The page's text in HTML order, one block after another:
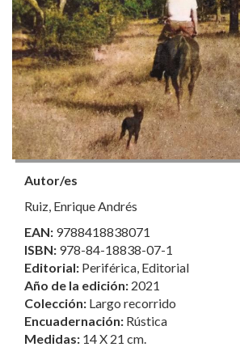
Autor/es
Ruiz, Enrique Andrés
EAN: 9788418838071
ISBN: 978-84-18838-07-1
Editorial: Periférica, Editorial
Año de la edición: 2021
Colección: Largo recorrido
Encuadernación: Rústica
Medidas: 14 X 21 cm.